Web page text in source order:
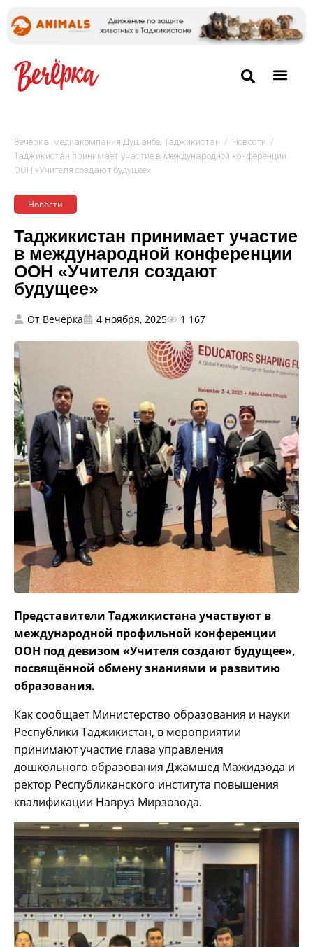
Вечёрка: медиакомпания Душанбе, Таджикистан / Новости /
Таджикистан принимает участие в международной конференции
ООН «Учителя создают будущее»
Новости
Таджикистан принимает участие
в международной конференции
ООН «Учителя создают
будущее»
От Вечерка 4 ноября, 2025 1 167
Представители Таджикистана участвуют в
международной профильной конференции
ООН под девизом «Учителя создают будущее»,
посвящённой обмену знаниями и развитию
образования.
Как сообщает Министерство образования и науки
Республики Таджикистан, в мероприятии
принимают участие глава управления
дошкольного образования Джамшед Мажидзода и
ректор Республиканского института повышения
квалификации Навруз Мирзозода.